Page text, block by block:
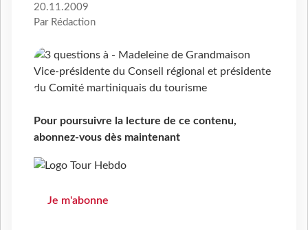
20.11.2009
Par Rédaction
Pour poursuivre la lecture de ce contenu,
abonnez-vous dès maintenant
Je m'abonne